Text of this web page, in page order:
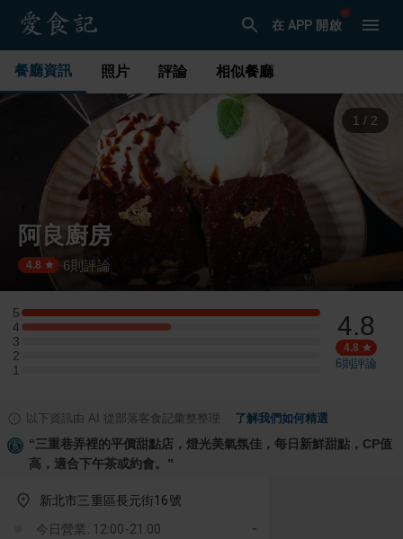
在 APP 開啟
餐廳資訊 照片 評論 相似餐廳
1 / 2
阿良廚房
4.8 ·6則評論
5
5 星：2 則評論
4
4 星：1 則評論
3
3 星：0 則評論
2
2 星：0 則評論
1
1 星：0 則評論
4.8
4.8
6則評論
以下資訊由 AI 從部落客食記彙整整理 了解我們如何精選
“三重巷弄裡的平價甜點店，燈光美氣氛佳，每日新鮮甜點，CP值
高，適合下午茶或約會。 ”
新北市三重區長元街16號
今日營業: 12:00-21:00